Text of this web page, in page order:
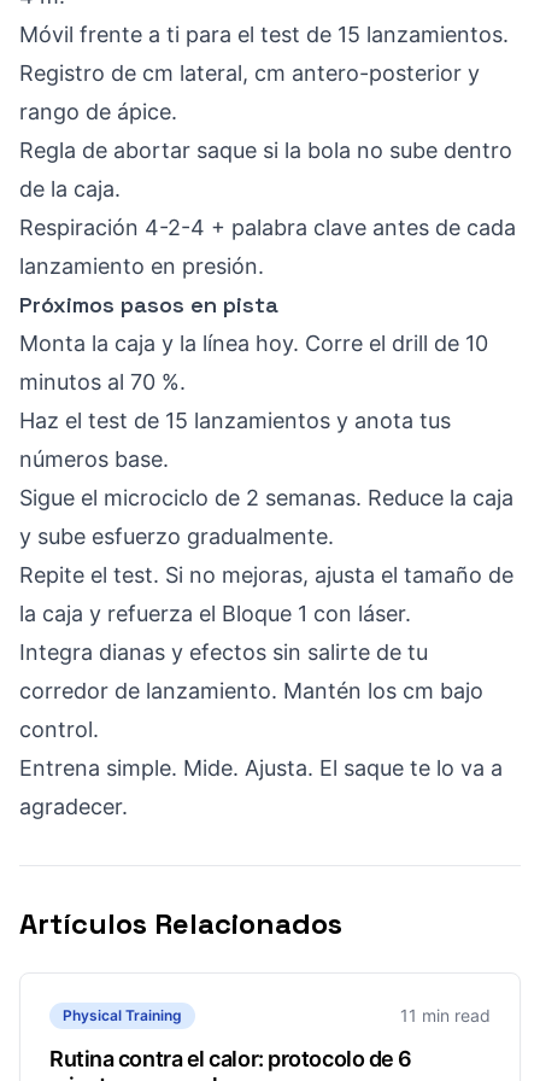
Móvil frente a ti para el test de 15 lanzamientos.
Registro de cm lateral, cm antero-posterior y
rango de ápice.
Regla de abortar saque si la bola no sube dentro
de la caja.
Respiración 4-2-4 + palabra clave antes de cada
lanzamiento en presión.
Próximos pasos en pista
Monta la caja y la línea hoy. Corre el drill de 10
minutos al 70 %.
Haz el test de 15 lanzamientos y anota tus
números base.
Sigue el microciclo de 2 semanas. Reduce la caja
y sube esfuerzo gradualmente.
Repite el test. Si no mejoras, ajusta el tamaño de
la caja y refuerza el Bloque 1 con láser.
Integra dianas y efectos sin salirte de tu
corredor de lanzamiento. Mantén los cm bajo
control.
Entrena simple. Mide. Ajusta. El saque te lo va a
agradecer.
Artículos Relacionados
Physical Training 11 min read
Rutina contra el calor: protocolo de 6